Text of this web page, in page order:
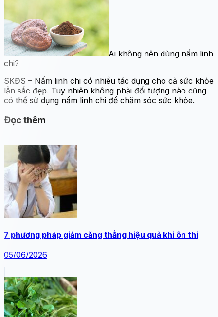
Ai không nên dùng nấm linh
chi?
SKĐS – Nấm linh chi có nhiều tác dụng cho cả sức khỏe
lẫn sắc đẹp. Tuy nhiên không phải đối tượng nào cũng
có thể sử dụng nấm linh chi để chăm sóc sức khỏe.
Đọc thêm
7 phương pháp giảm căng thẳng hiệu quả khi ôn thi
05/06/2026